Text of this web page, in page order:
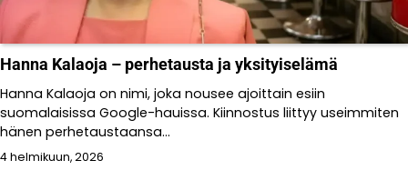
Hanna Kalaoja – perhetausta ja yksityiselämä
Hanna Kalaoja on nimi, joka nousee ajoittain esiin
suomalaisissa Google-hauissa. Kiinnostus liittyy useimmiten
hänen perhetaustaansa...
4 helmikuun, 2026